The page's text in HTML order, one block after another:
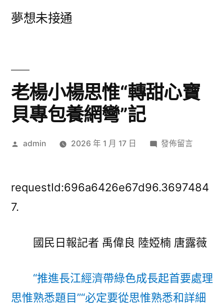
夢想未接通
老楊小楊思惟“轉甜心寶
貝專包養網彎”記
作
admin 2026 年 1 月 17 日
在
小
“轉
寶
貝
發佈留言
requestId:696a6426e67d96.3697484
7.
國民日報記者 禹偉良 陸婭楠 唐露薇
“推進長江經濟帶綠色成長起首要處理
思惟熟悉題目”“必定要從思惟熟悉和詳細